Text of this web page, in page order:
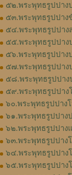
๕๒.พระพุทธรูปปา
๕๓.พระพุทธรูปปาง
๕๔.พระพุทธรูปปาง
๕๕.พระพุทธรูปปาง
๕๖.พระพุทธรูปปาง
๕๗.พระพุทธรูปปาง
๕๘.พระพุทธรูปปาง
๕๙.พระพุทธรูปปาง
๖๐.พระพุทธรูปปาง
๖๑.พระพุทธรูปปาง
๖๒.พระพุทธรูปปาง
๖๓.พระพุทธรูปปาง
๖๔.พระพุทธรูปปาง
๖๕.พระพุทธรูปปาง